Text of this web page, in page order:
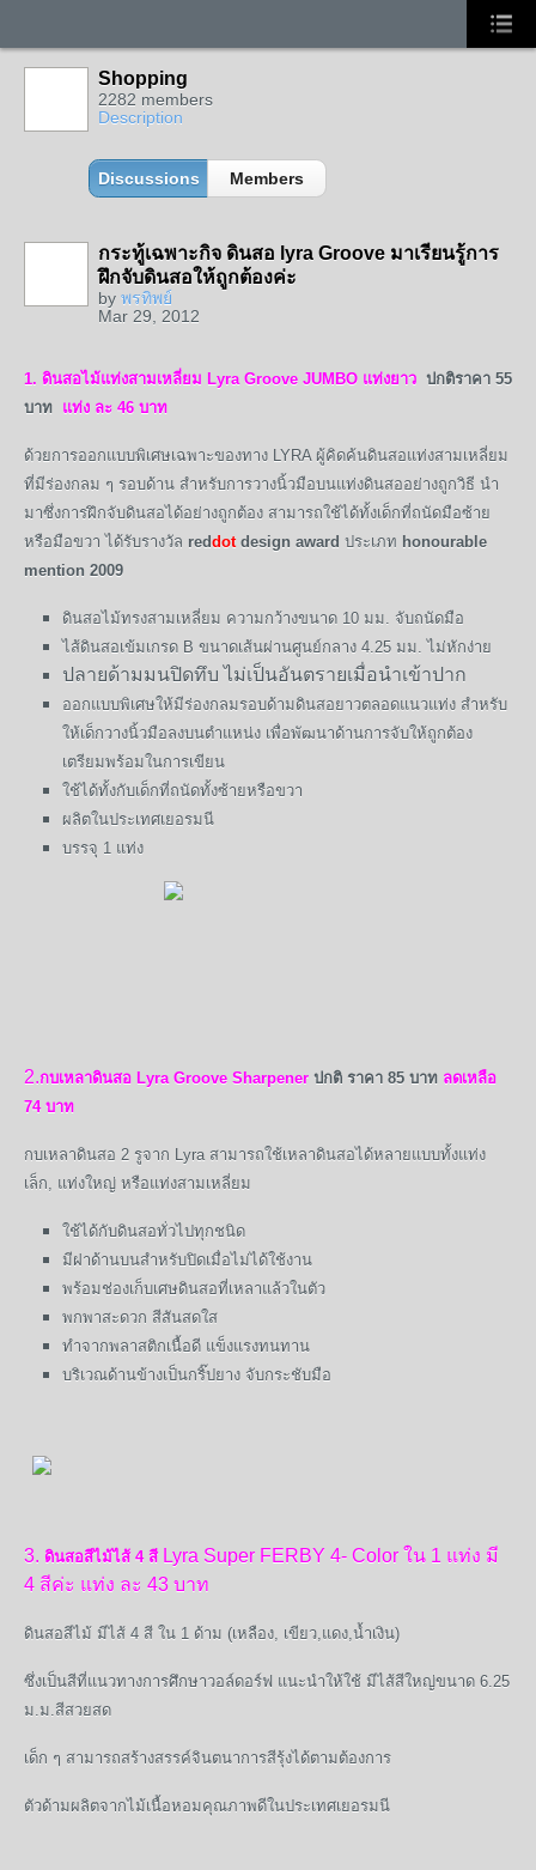
Shopping
2282 members
Description
Discussions Members
กระทู้เฉพาะกิจ ดินสอ lyra Groove มาเรียนรู้การ
ฝึกจับดินสอให้ถูกต้องค่ะ
by พรทิพย์
Mar 29, 2012
1. ดินสอไม้แท่งสามเหลี่ยม Lyra Groove JUMBO แท่งยาว ปกติราคา 55
บาท แท่ง ละ 46 บาท
ด้วยการออกแบบพิเศษเฉพาะของทาง LYRA ผู้คิดค้นดินสอแท่งสามเหลี่ยม
ที่มีร่องกลม ๆ รอบด้าน สำหรับการวางนิ้วมือบนแท่งดินสออย่างถูกวิธี นำ
มาซึ่งการฝึกจับดินสอได้อย่างถูกต้อง สามารถใช้ได้ทั้งเด็กที่ถนัดมือซ้าย
หรือมือขวา ได้รับรางวัล reddotdesign award ประเภท honourable
mention 2009
ดินสอไม้ทรงสามเหลี่ยม ความกว้างขนาด 10 มม. จับถนัดมือ
ไส้ดินสอเข้มเกรด B ขนาดเส้นผ่านศูนย์กลาง 4.25 มม. ไม่หักง่าย
ปลายด้ามมนปิดทึบ ไม่เป็นอันตรายเมื่อนำเข้าปาก
ออกแบบพิเศษให้มีร่องกลมรอบด้ามดินสอยาวตลอดแนวแท่ง สำหรับ
ให้เด็กวางนิ้วมือลงบนตำแหน่ง เพื่อพัฒนาด้านการจับให้ถูกต้อง
เตรียมพร้อมในการเขียน
ใช้ได้ทั้งกับเด็กที่ถนัดทั้งซ้ายหรือขวา
ผลิตในประเทศเยอรมนี
บรรจุ 1 แท่ง
2.กบเหลาดินสอ Lyra Groove Sharpener ปกติ ราคา 85 บาท ลดเหลือ
74 บาท
กบเหลาดินสอ 2 รูจาก Lyra สามารถใช้เหลาดินสอได้หลายแบบทั้งแท่ง
เล็ก, แท่งใหญ่ หรือแท่งสามเหลี่ยม
ใช้ได้กับดินสอทั่วไปทุกชนิด
มีฝาด้านบนสำหรับปิดเมื่อไม่ได้ใช้งาน
พร้อมช่องเก็บเศษดินสอที่เหลาแล้วในตัว
พกพาสะดวก สีสันสดใส
ทำจากพลาสติกเนื้อดี แข็งแรงทนทาน
บริเวณด้านข้างเป็นกริ๊ปยาง จับกระชับมือ
3. ดินสอสีไม้ไส้ 4 สีLyra Super FERBY 4- Color ใน 1 แท่ง มี
4 สีค่ะ แท่ง ละ 43 บาท
ดินสอสีไม้ มีไส้ 4 สี ใน 1 ด้าม (เหลือง, เขียว,แดง,น้ำเงิน)
ซึ่งเป็นสีที่แนวทางการศึกษาวอล์ดอร์ฟ แนะนำให้ใช้ มีไส้สีใหญ่ขนาด 6.25
ม.ม.สีสวยสด
เด็ก ๆ สามารถสร้างสรรค์จินตนาการสีรุ้งได้ตามต้องการ
ตัวด้ามผลิตจากไม้เนื้อหอมคุณภาพดีในประเทศเยอรมนี